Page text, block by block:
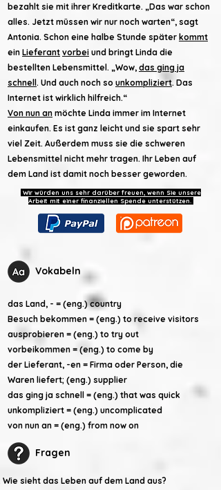
bezahlt sie mit ihrer Kreditkarte. „Das war schon
alles. Jetzt müssen wir nur noch warten“, sagt
Antonia. Schon eine halbe Stunde später kommt
ein Lieferant vorbei und bringt Linda die
bestellten Lebensmittel. „Wow, das ging ja
schnell. Und auch noch so unkompliziert. Das
Internet ist wirklich hilfreich.“
Von nun an möchte Linda immer im Internet
einkaufen. Es ist ganz leicht und sie spart sehr
viel Zeit. Außerdem muss sie die schweren
Lebensmittel nicht mehr tragen. Ihr Leben auf
dem Land ist damit noch besser geworden.
Wir würden uns sehr darüber freuen, wenn Sie unsere
Arbeit mit einer finanziellen Spende unterstützen.
Vokabeln
das Land, - = (eng.) country
Besuch bekommen = (eng.) to receive visitors
ausprobieren = (eng.) to try out
vorbeikommen = (eng.) to come by
der Lieferant, -en = Firma oder Person, die
Waren liefert; (eng.) supplier
das ging ja schnell = (eng.) that was quick
unkompliziert = (eng.) uncomplicated
von nun an = (eng.) from now on
Fragen
Wie sieht das Leben auf dem Land aus?